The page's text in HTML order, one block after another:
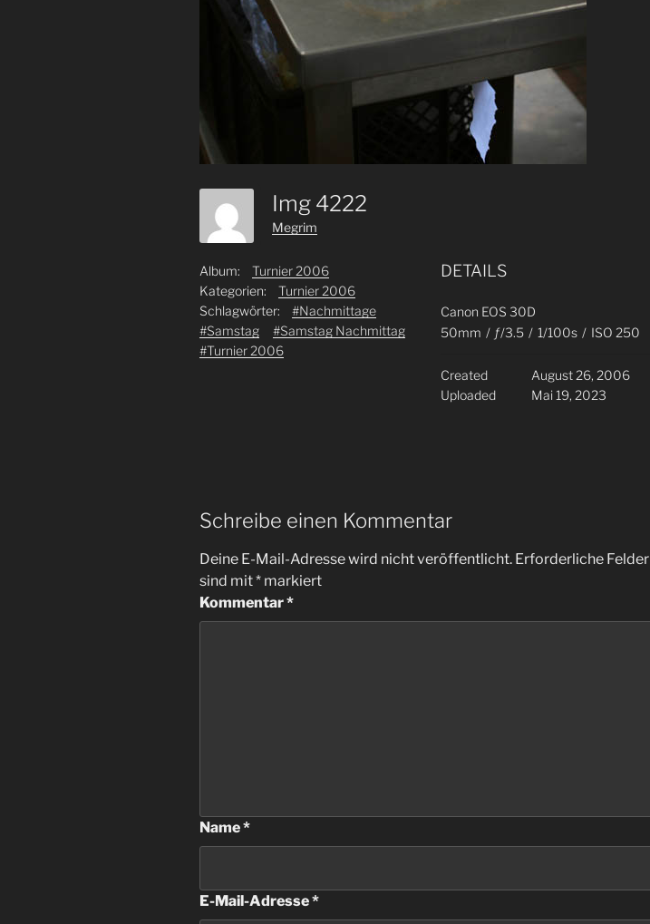
Img 4222
Megrim
Album:
Turnier 2006
Kategorien:
Turnier 2006
Schlagwörter:
#Nachmittage
#Samstag
#Samstag Nachmittag
#Turnier 2006
DETAILS
Canon EOS 30D
50mm / ƒ/3.5 / 1/100s / ISO 250
Created
August 26, 2006
Uploaded
Mai 19, 2023
Schreibe einen Kommentar
Deine E-Mail-Adresse wird nicht veröffentlicht. Erforderliche Felder
sind mit* markiert
Kommentar*
Name*
E-Mail-Adresse*